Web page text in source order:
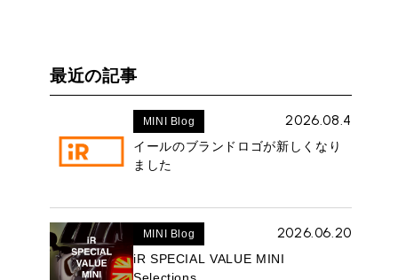
最近の記事
MINI Blog 2026.08.4
イールのブランドロゴが新しくなり
ました
MINI Blog 2026.06.20
iR SPECIAL VALUE MINI
Selections